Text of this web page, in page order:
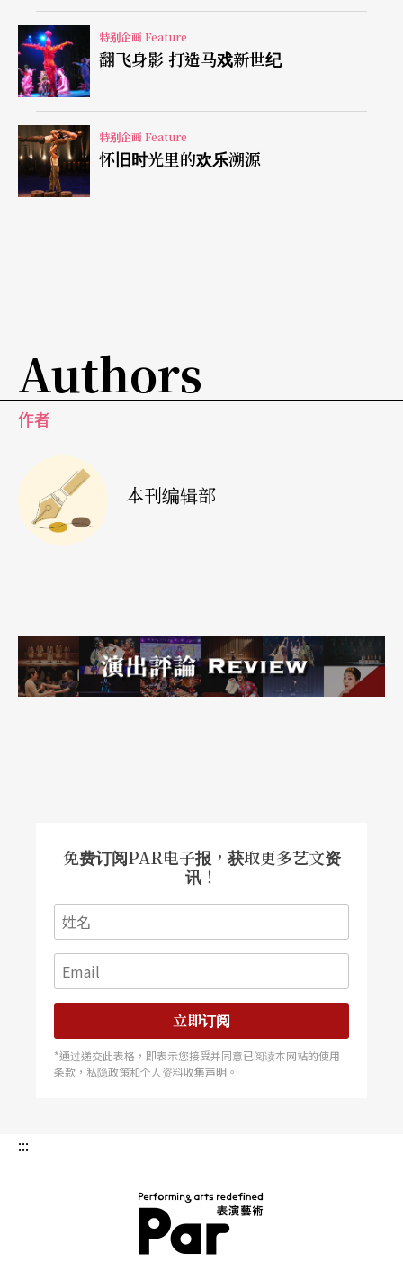
特别企画 Feature
翻飞身影 打造马戏新世纪
特别企画 Feature
怀旧时光里的欢乐溯源
Authors
作者
本刊编辑部
免费订阅PAR电子报，获取更多艺文资
讯！
立即订阅
*通过递交此表格，即表示您接受并同意已阅读本网站的使用
条款，私隐政策和个人资料收集声明。
:::